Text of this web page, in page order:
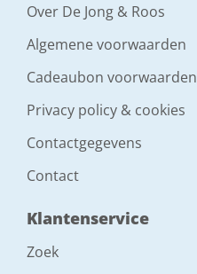
Over De Jong & Roos
Algemene voorwaarden
Cadeaubon voorwaarden
Privacy policy & cookies
Contactgegevens
Contact
Klantenservice
Zoek